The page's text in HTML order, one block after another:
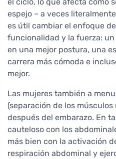
el ciclo, lo que afecta cómo
espejo – a veces
es útil cambiar el enfoque
funcionalidad y la fuerza:
en una mejor postura, una
carrera más cómoda e
mejor.
Las mujeres también a
(separación de los
después del embarazo. En
cauteloso con los
más bien con la activación
respiración abdominal y